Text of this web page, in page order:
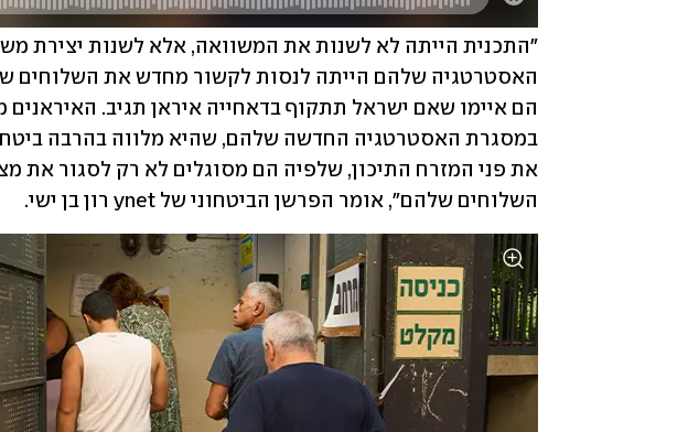
השלוחים שלהם", אומר הפרשן הביטחוני של ynet רון בן ישי.